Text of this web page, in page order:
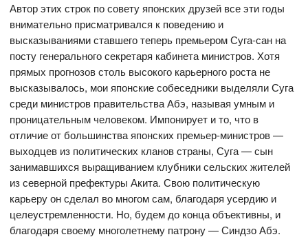
Автор этих строк по совету японских друзей все эти годы
внимательно присматривался к поведению и
высказываниями ставшего теперь премьером Суга-сан на
посту генерального секретаря кабинета министров. Хотя
прямых прогнозов столь высокого карьерного роста не
высказывалось, мои японские собеседники выделяли Суга
среди министров правительства Абэ, называя умным и
проницательным человеком. Импонирует и то, что в
отличие от большинства японских премьер-министров —
выходцев из политических кланов страны, Суга — сын
занимавшихся выращиванием клубники сельских жителей
из северной префектуры Акита. Свою политическую
карьеру он сделал во многом сам, благодаря усердию и
целеустремленности. Но, будем до конца объективны, и
благодаря своему многолетнему патрону — Синдзо Абэ.